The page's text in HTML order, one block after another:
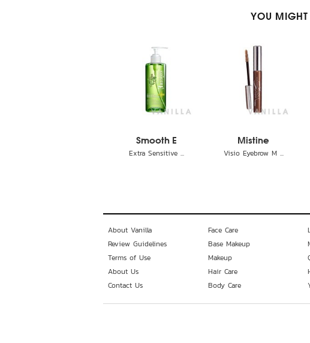
YOU MIGHT
Smooth E
Extra Sensitive ...
Mistine
Visio Eyebrow M ...
About Vanilla
Review Guidelines
Terms of Use
About Us
Contact Us
Face Care
Base Makeup
Makeup
Hair Care
Body Care